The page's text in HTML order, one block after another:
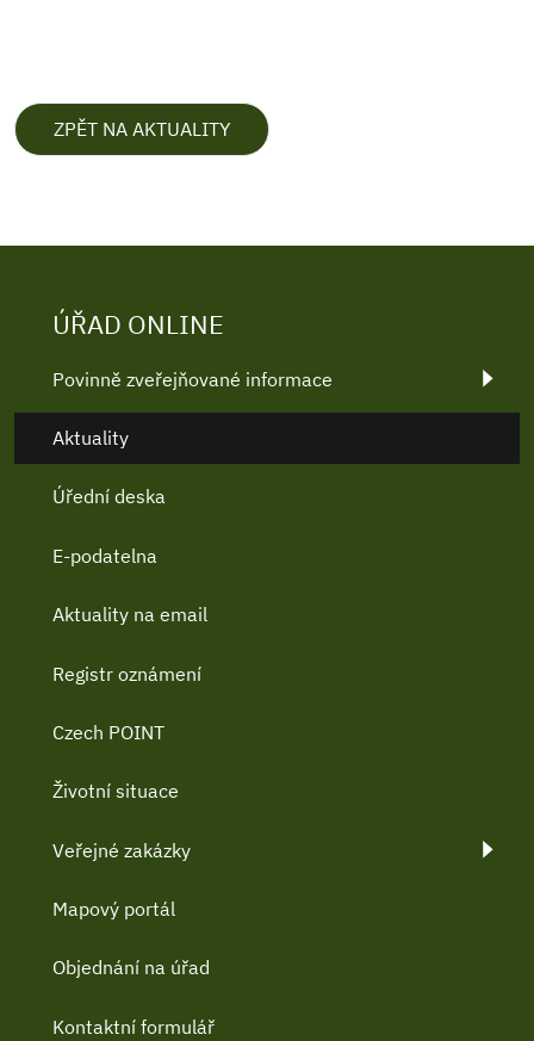
ZPĚT NA AKTUALITY
ÚŘAD ONLINE
Povinně zveřejňované informace
Aktuality
Úřední deska
E-podatelna
Aktuality na email
Registr oznámení
Czech POINT
Životní situace
Veřejné zakázky
Mapový portál
Objednání na úřad
Kontaktní formulář